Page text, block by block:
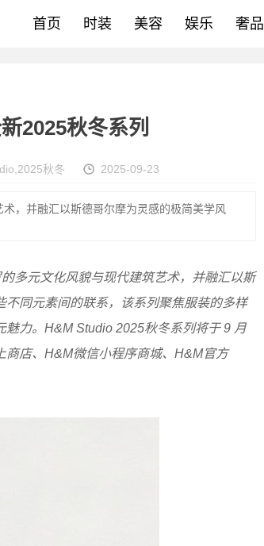
首页 时装 美容 娱乐 奢品
2025秋冬系列
2025秋冬 2025-09-23
，并融汇以斯德哥尔摩为灵感的极简美学风
多元文化风貌与现代建筑艺术，并融汇以斯
同元素间的联系，该系列聚焦服装的多样
力。H&M Studio 2025秋冬系列将于 9 月
店、H&M微信小程序商城、H&M官方